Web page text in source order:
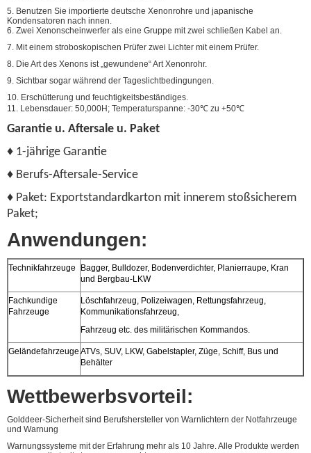
5. Benutzen Sie importierte deutsche Xenonrohre und japanische
Kondensatoren nach innen.
6. Zwei Xenonscheinwerfer als eine Gruppe mit zwei schließen Kabel an.
7. Mit einem stroboskopischen Prüfer zwei Lichter mit einem Prüfer.
8. Die Art des Xenons ist„gewundene“ Art Xenonrohr.
9. Sichtbar sogar während der Tageslichtbedingungen.
10. Erschütterung und feuchtigkeitsbeständiges.
11. Lebensdauer: 50,000H; Temperaturspanne: -30℃ zu +50℃
Garantie u. Aftersale u. Paket
♦ 1-jährige Garantie
♦ Berufs-Aftersale-Service
♦ Paket: Exportstandardkarton mit innerem stoßsicherem
Paket;
Anwendungen:
Technikfahrzeuge
Bagger, Bulldozer, Bodenverdichter, Planierraupe, Kran
und Bergbau-LKW
Fachkundige
Fahrzeuge
Löschfahrzeug, Polizeiwagen, Rettungsfahrzeug,
Kommunikationsfahrzeug,
Fahrzeug etc. des militärischen Kommandos.
Geländefahrzeuge ATVs, SUV, LKW, Gabelstapler, Züge, Schiff, Bus und
Behälter
Wettbewerbsvorteil:
Golddeer-Sicherheit sind Berufshersteller von Warnlichtern der Notfahrzeuge
und Warnung
Warnungssysteme mit der Erfahrung mehr als 10 Jahre. Alle Produkte werden